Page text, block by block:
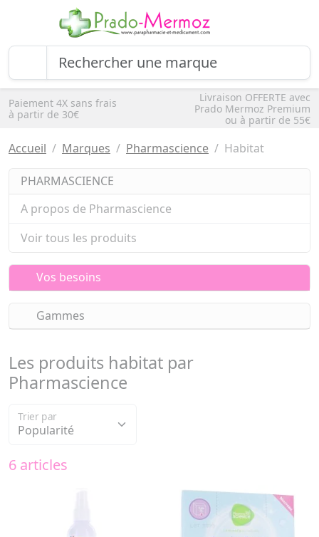
Paiement 4X sans frais
à partir de 30€
Livraison OFFERTE avec
Prado Mermoz Premium
ou à partir de 55€
Accueil Marques Pharmascience Habitat
PHARMASCIENCE
A propos de Pharmascience
Voir tous les produits
Vos besoins
Gammes
Les produits habitat par
Pharmascience
Trier par
6 articles